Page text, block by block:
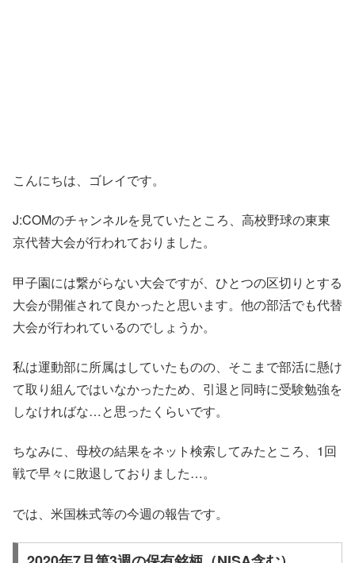
こんにちは、ゴレイです。
J:COMのチャンネルを見ていたところ、高校野球の東東
京代替大会が行われておりました。
甲子園には繋がらない大会ですが、ひとつの区切りとする
大会が開催されて良かったと思います。他の部活でも代替
大会が行われているのでしょうか。
私は運動部に所属はしていたものの、そこまで部活に懸け
て取り組んではいなかったため、引退と同時に受験勉強を
しなければな…と思ったくらいです。
ちなみに、母校の結果をネット検索してみたところ、1回
戦で早々に敗退しておりました…。
では、米国株式等の今週の報告です。